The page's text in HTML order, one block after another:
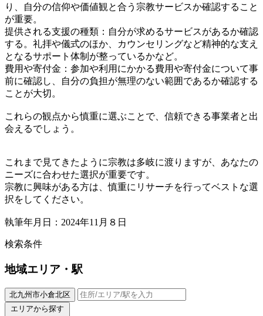
り、自分の信仰や価値観と合う宗教サービスか確認すること
が重要。
提供される支援の種類：自分が求めるサービスがあるか確認
する。礼拝や儀式のほか、カウンセリングなど精神的な支え
となるサポート体制が整っているかなど。
費用や寄付金：参加や利用にかかる費用や寄付金について事
前に確認し、自分の負担が無理のない範囲であるか確認する
ことが大切。
これらの観点から慎重に選ぶことで、信頼できる事業者と出
会えるでしょう。
これまで見てきたように宗教は多岐に渡りますが、あなたの
ニーズに合わせた選択が重要です。
宗教に興味がある方は、慎重にリサーチを行ってベストな選
択をしてください。
執筆年月日：2024年11月８日
検索条件
地域エリア・駅
北九州市小倉北区
エリアから探す